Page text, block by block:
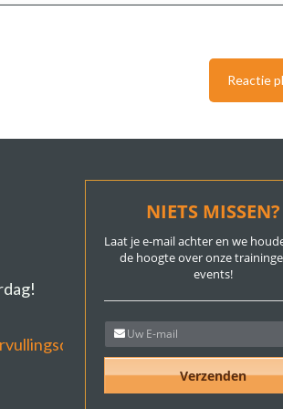
NIETS MISSEN?
Laat je e-mail achter en we
de hoogte over onze
events!